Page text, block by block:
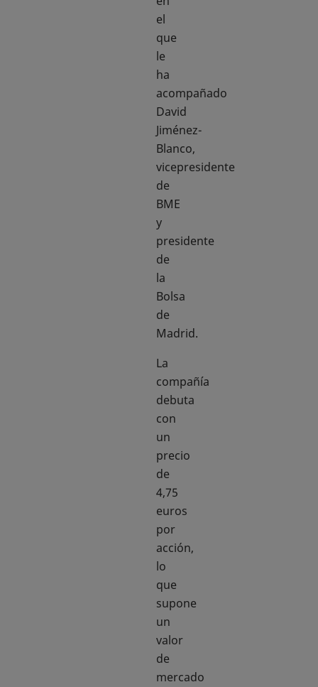
el
que
le
ha
acompañado
David
Jiménez-
Blanco,
vicepresidente
de
BME
y
presidente
de
la
Bolsa
de
Madrid.
La
compañía
debuta
con
un
precio
de
4,75
euros
por
acción,
lo
que
supone
un
valor
de
mercado